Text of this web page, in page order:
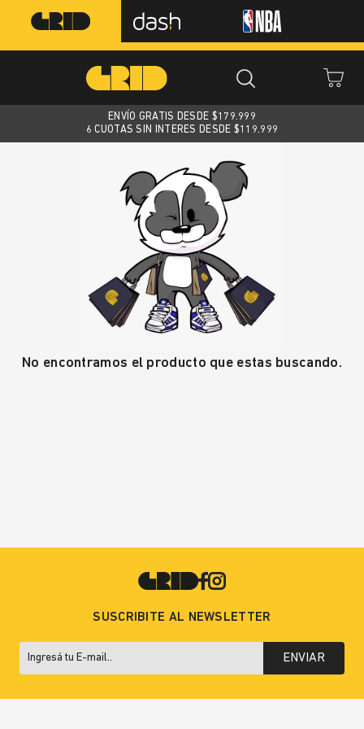
ENVÍO GRATIS DESDE $179.999
6 CUOTAS SIN INTERES DESDE $119.999
No encontramos el producto que estas buscando.
SUSCRIBITE AL NEWSLETTER
ENVIAR